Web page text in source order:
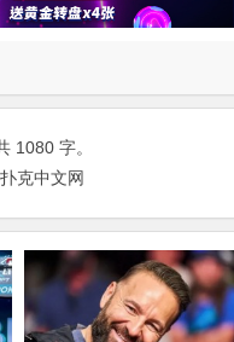
1080 字。
克中文网